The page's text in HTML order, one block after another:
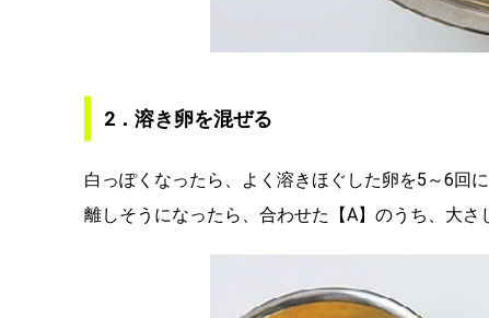
2．溶き卵を混ぜる
白っぽくなったら、よく溶きほぐした卵を5～6回
離しそうになったら、合わせた【A】のうち、大さ